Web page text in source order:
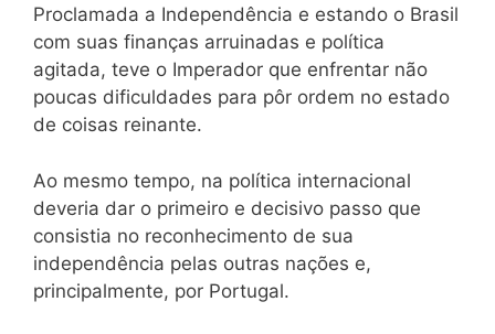
Proclamada a Independência e estando o Brasil
com suas finanças arruinadas e política
agitada, teve o Imperador que enfrentar não
poucas dificuldades para pôr ordem no estado
de coisas reinante.
Ao mesmo tempo, na política internacional
deveria dar o primeiro e decisivo passo que
consistia no reconhecimento de sua
independência pelas outras nações e,
principalmente, por Portugal.